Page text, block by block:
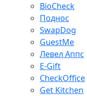
BioCheck
Поднос
SwapDog
GuestMe
Левел Аппс
E-Gift
CheckOffice
Get Kitchen